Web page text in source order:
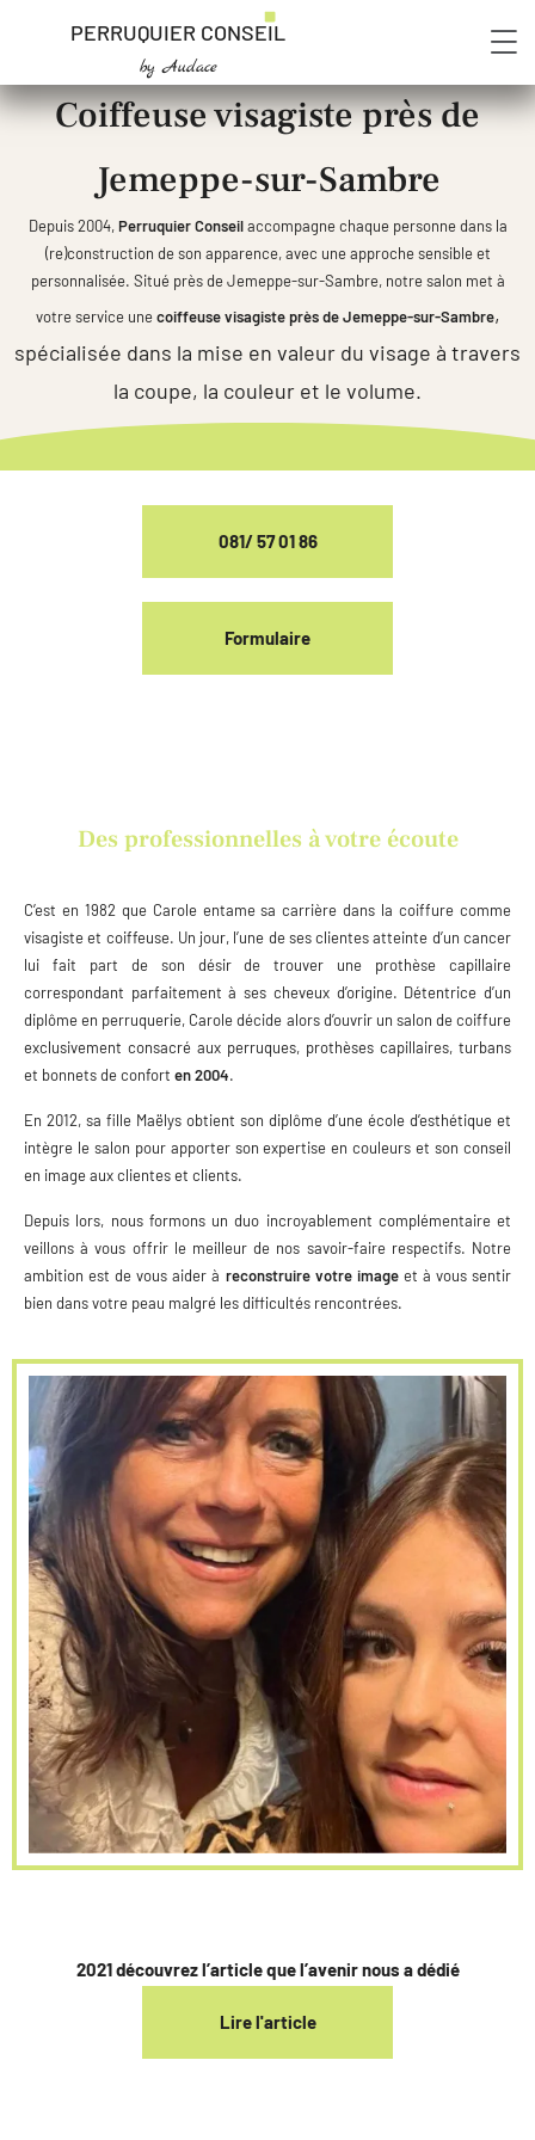
PERRUQUIER CONSEIL
by Audace
Coiffeuse visagiste près de
Jemeppe-sur-Sambre
Depuis 2004,Perruquier Conseilaccompagne chaque personne dans la
(re)construction de son apparence, avec une approche sensible et
personnalisée. Situé près de Jemeppe-sur-Sambre, notre salon met à
votre service unecoiffeuse visagiste près de Jemeppe-sur-Sambre,
spécialisée dans la mise en valeur du visage à travers
la coupe, la couleur et le volume.
081/ 57 01 86
Formulaire
Des professionnelles à votre écoute
C’est en 1982 que Carole entame sa carrière dans la coiffure comme
visagiste et coiffeuse. Un jour, l’une de ses clientes atteinte d’un cancer
lui fait part de son désir de trouver une prothèse capillaire
correspondant parfaitement à ses cheveux d’origine. Détentrice d’un
diplôme en perruquerie, Carole décide alors d’ouvrir un salon de coiffure
exclusivement consacré aux perruques, prothèses capillaires, turbans
et bonnets de confort en 2004.
En 2012, sa fille Maëlys obtient son diplôme d’une école d’esthétique et
intègre le salon pour apporter son expertise en couleurs et son conseil
en image aux clientes et clients.
Depuis lors, nous formons un duo incroyablement complémentaire et
veillons à vous offrir le meilleur de nos savoir-faire respectifs. Notre
ambition est de vous aider à reconstruire votre imageet à vous sentir
bien dans votre peau malgré les difficultés rencontrées.
2021 découvrez l’article que l’avenir nous a dédié
Lire l'article